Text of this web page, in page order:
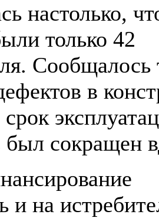
настолько,
только 42
Сообщалось
в
был сокращен
и на